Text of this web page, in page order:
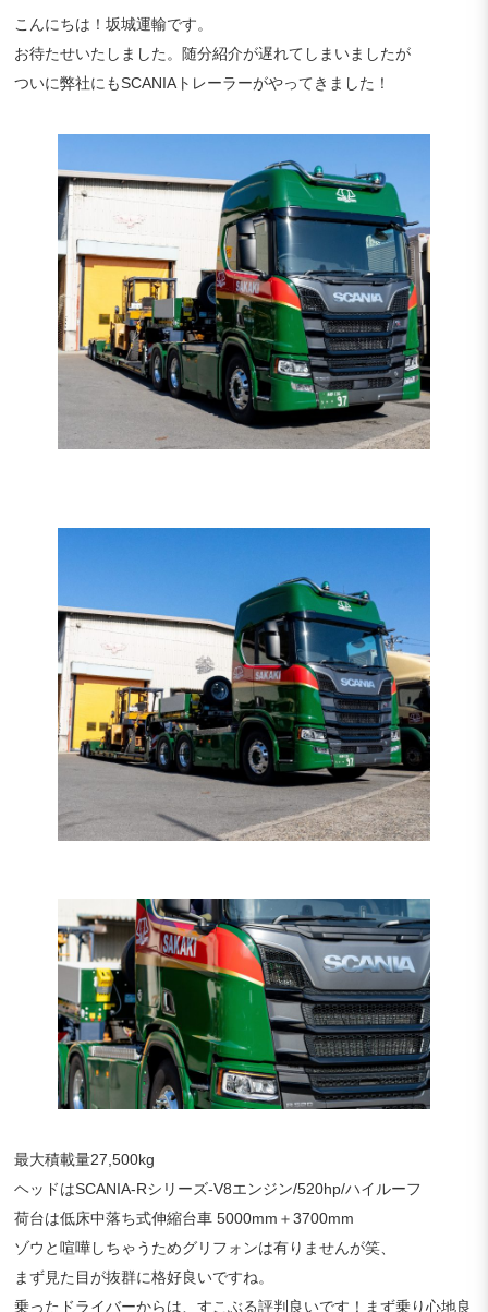
こんにちは！坂城運輸です。
お待たせいたしました。随分紹介が遅れてしまいましたが
ついに弊社にもSCANIAトレーラーがやってきました！
最大積載量27,500kg
ヘッドはSCANIA-Rシリーズ-V8エンジン/520hp/ハイルーフ
荷台は低床中落ち式伸縮台車 5000mm＋3700mm
ゾウと喧嘩しちゃうためグリフォンは有りませんが笑、
まず見た目が抜群に格好良いですね。
乗ったドライバーからは、すこぶる評判良いです！まず乗り心地良